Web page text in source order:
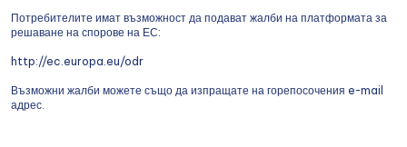
Потребителите имат възможност да подават жалби на платформата за
решаване на спорове на ЕС:
http://ec.europa.eu/odr
Възможни жалби можете също да изпращате на горепосочения e-mail
адрес.